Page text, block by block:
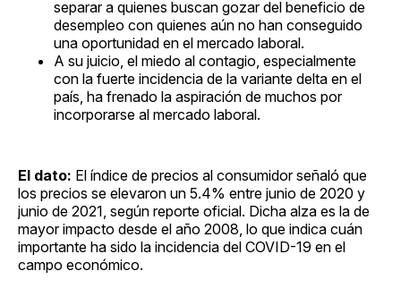
separar a quienes buscan gozar del beneficio de
desempleo con quienes aún no han conseguido
una oportunidad en el mercado laboral.
A su juicio, el miedo al contagio, especialmente
con la fuerte incidencia de la variante delta en el
país, ha frenado la aspiración de muchos por
incorporarse al mercado laboral.
El dato: El índice de precios al consumidor señaló que
los precios se elevaron un 5.4% entre junio de 2020 y
junio de 2021, según reporte oficial. Dicha alza es la de
mayor impacto desde el año 2008, lo que indica cuán
importante ha sido la incidencia del COVID-19 en el
campo económico.